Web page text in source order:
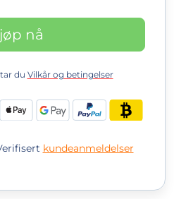
nå
du Vilkår og betingelser
kundeanmeldelser